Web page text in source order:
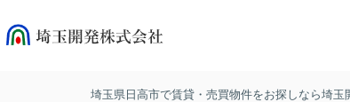
埼玉県日高市で賃貸・売買物件をお探しなら埼玉